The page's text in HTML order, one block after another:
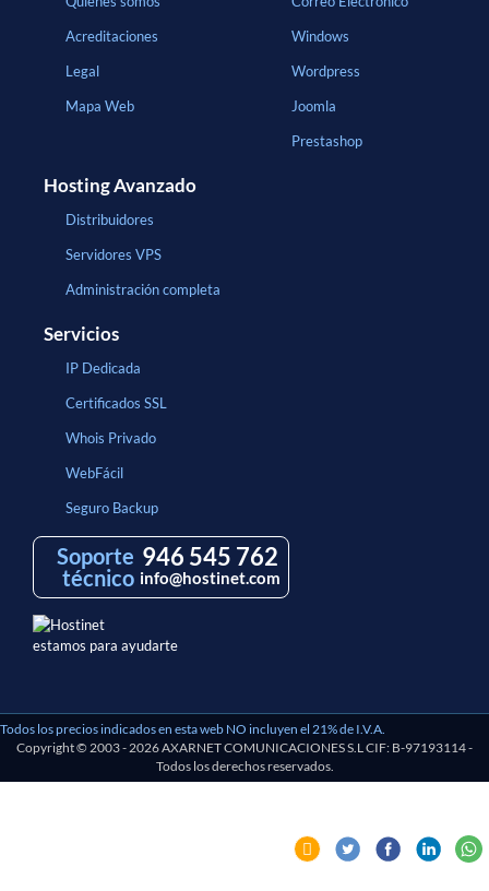
Acreditaciones
Legal
Mapa Web
Windows
Wordpress
Joomla
Prestashop
Hosting Avanzado
Distribuidores
Servidores VPS
Administración completa
Servicios
IP Dedicada
Certificados SSL
Whois Privado
WebFácil
Seguro Backup
Soporte
técnico
946 545 762
info@hostinet.com
estamos para ayudarte
Todos los precios indicados en esta web NO incluyen el 21% de I.V.A.
Copyright © 2003 - 2026 AXARNET COMUNICACIONES S.L CIF: B-97193114 -
Todos los derechos reservados.